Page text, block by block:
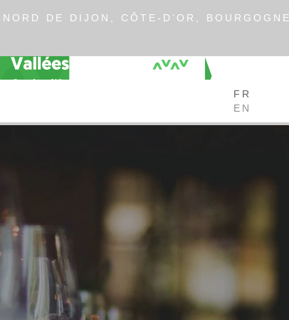
NORD DE DIJON, CÔTE-D’OR, BOURGOGNE
FR
EN